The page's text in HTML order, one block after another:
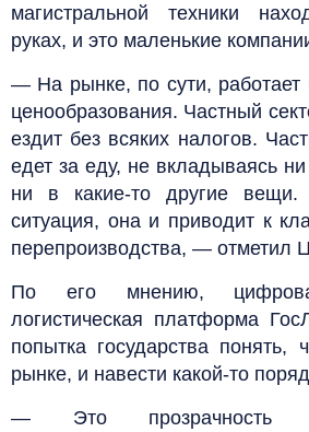
магистральной техники
руках, и это маленькие
— На рынке, по сути, работает
ценообразования. Частный
ездит без всяких налогов.
едет за еду, не вкладываясь
ни в какие-то другие
ситуация, она и приводит к
перепроизводства, — отметил
По его мнению,
логистическая платформа
попытка государства понять,
рынке, и навести какой-то
— Это прозрачность